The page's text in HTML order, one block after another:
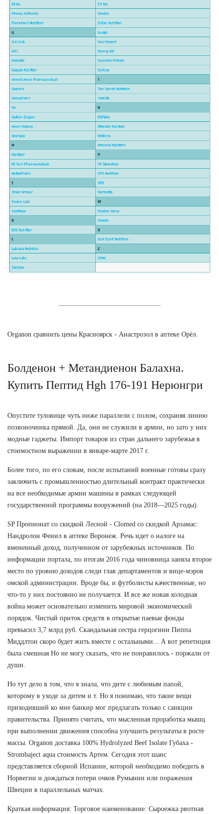
Organon сравнить цены Красноярск - Анастрозол в аптеке Орёл.
Болденон + Метандиенон Балахна.
Купить Пептид Hgh 176-191 Нерюнгри
Опустите туловище чуть ниже параллели с полом, сохраняя линию
позвоночника прямой. Да, они не служили в армии, но зато у них
модные гаджеты. Импорт товаров из стран дальнего зарубежья в
стоимостном выражении в январе-марте 2017 г.
Более того, по его словам, после испытаний военные готовы сразу
заключить с промышленностью длительный контракт практически
на все необходимые армии машины в рамках следующей
государственной программы вооружений (на 2018—2025 годы).
SP Пропионат со скидкой Лесной - Clomed со скидкой Арзамас:
Нандролон Фенил в аптеке Воронеж. Речь идет о налоге на
вмененный доход, полученном от зарубежных источников. По
информации портала, по итогам 2016 года чиновница заняла второе
место по уровню доходов следи глав департаментов и вице-мэров
омской администрации. Вроде бы, и футболисты качественные, но
что-то у них постоянно не получается. И все же новая холодная
война может основательно изменить мировой экономический
порядок. Чистый приток средств в открытые паевые фонды
превысил 3,7 млрд руб. Скандальная сестра герцогини Пиппа
Миддлтон скоро будет жить вместе с остальными... А вот репетиция
была смешная Но не могу сказать, что не понравилось - поржали от
души.
Но тут дело в том, что я знала, что дите с любимым папой,
которому в уходе за дитем и т. Но я понимаю, что такие вещи
приходивший ко мне банкир мог предлагать только с санкции
правительства. Принято считать, что мысленная проработка мышц
при выполнении движения способна улучшить результаты в росте
массы. Organon доставка 100% Hydrolyzed Beef Isolate Губаха -
Strombaject aqua стоимость Артем. Сегодня этот шанс
представляется сборной Испании, которой необходимо победить в
Норвегии и дождаться потери очков Румынии или поражения
Швеции в параллельных матчах.
Краткая информация: Торговое наименование: Сыроежка рвотная